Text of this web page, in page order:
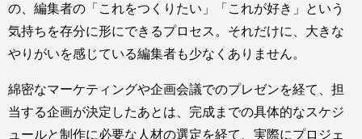
の、編集者の「これをつくりたい」「これが好き」という
気持ちを存分に形にできるプロセス。それだけに、大きな
やりがいを感じている編集者も少なくありません。
綿密なマーケティングや企画会議でのプレゼンを経て、担
当する企画が決定したあとは、完成までの具体的なスケジ
ュールと制作に必要な人材の選定を経て、実際にプロジェ